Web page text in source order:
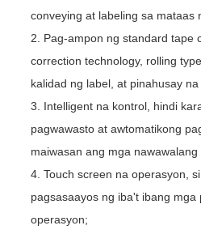
conveying at labeling sa mataas
2. Pag-ampon ng standard tape
correction technology, rolling
kalidad ng label, at pinahusay
3. Intelligent na kontrol, hindi
pagwawasto at awtomatikong
maiwasan ang mga
4. Touch screen na operasyon,
pagsasaayos ng iba't ibang
operasyon;